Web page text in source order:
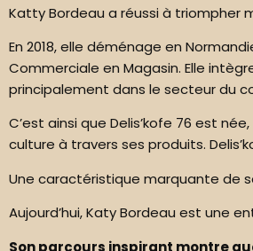
Katty Bordeau a réussi à triompher
En 2018, elle déménage en
Commerciale en Magasin. Elle
principalement dans le secteur du
C’est ainsi que Delis’kofe 76 est
culture à travers ses produits.
Une caractéristique marquante de
Aujourd’hui, Katy Bordeau est une
Son parcours inspirant montre